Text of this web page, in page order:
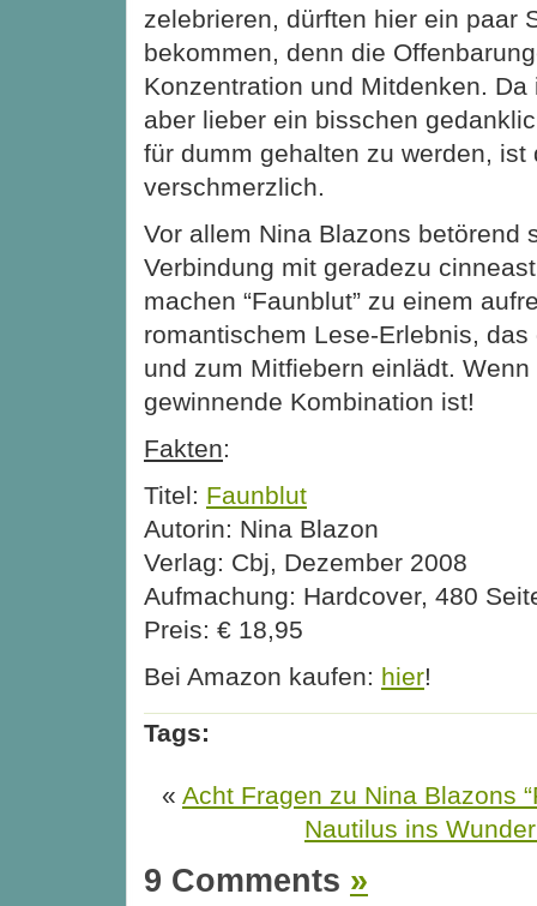
zelebrieren, dürften hier ein paar
bekommen, denn die
Konzentration und Mitdenken.
aber lieber ein bisschen
für dumm gehalten zu werden, ist
verschmerzlich.
Vor allem Nina Blazons betörend
Verbindung mit geradezu
machen “Faunblut” zu einem
romantischem Lese-Erlebnis,
und zum Mitfiebern einlädt.
gewinnende Kombination ist!
Fakten:
Titel: Faunblut
Autorin: Nina Blazon
Verlag: Cbj, Dezember 2008
Aufmachung: Hardcover, 480
Preis: € 18,95
Bei Amazon kaufen: hier!
Tags:
« Acht Fragen zu Nina Blazons
Nautilus ins
9 Comments »